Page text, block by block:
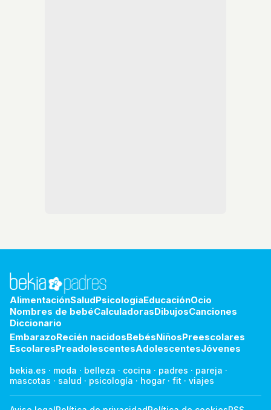
AlimentaciónSaludPsicologiaEducaciónOcio
Nombres de bebéCalculadorasDibujosCanciones
Diccionario
EmbarazoRecién nacidosBebésNiñosPreescolares
EscolaresPreadolescentesAdolescentesJóvenes
bekia.es · moda · belleza · cocina · padres · pareja ·
mascotas · salud · psicología · hogar· fit · viajes